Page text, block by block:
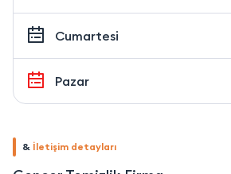
Cumartesi
Pazar
& İletişim detayları